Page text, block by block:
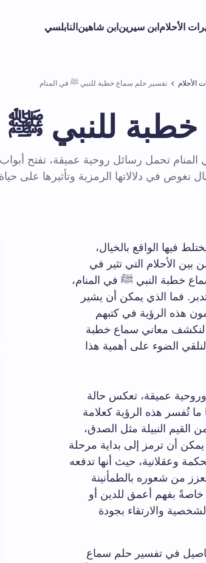
الأحلام ابن سيرين ابن شاهين النابلسي
الأحلام تفسير حلم سماع خطبة للنبي ﷺ في المنام
للنبي ﷺ
تحمل رسائل روحية عميقة، تفتح أبواب
نغوص في دلالاتها الرمزية وتأثيرها على
فيها الواقع بالخيال،
الأحلام التي تثير في
خطبة النبي ﷺ في المنام،
فما الذي يمكن أن يشير
هذه الرؤية في كتبهم
لنكشف معاني سماع خطبة
الضوء على أهمية هذا
عميقة، تعكس حالة
ما تُفسر هذه الرؤية كعلامة
القيم النبيلة مثل الصدق،
يمكن أن ترمز إلى بداية مرحلة
وعقلانية، حيث أنها تدفعه
من شعوره بالطمأنينة
خاصةً بفهم أعمق للدين أو
والارتقاء بجودة
في تفسير حلم سماع